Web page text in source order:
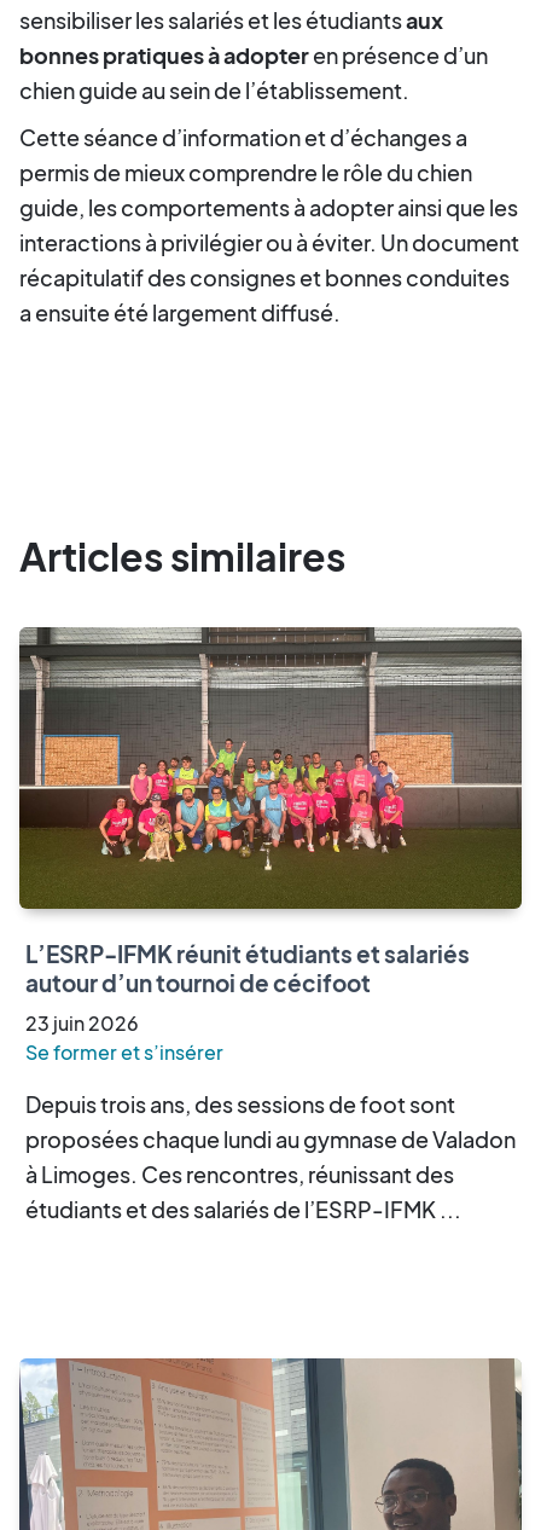
sensibiliser les salariés et les étudiantsaux
bonnes pratiques à adopteren présence d’un
chien guide au sein de l’établissement.
Cette séance d’information et d’échanges a
permis de mieux comprendre le rôle du chien
guide, les comportements à adopter ainsi que les
interactions à privilégier ou à éviter. Un document
récapitulatif des consignes et bonnes conduites
a ensuite été largement diffusé.
Articles similaires
L’ESRP-IFMK réunit étudiants et salariés
autour d’un tournoi de cécifoot
23 juin2026
Se former et s’insérer
Depuis trois ans, des sessions de foot sont
proposées chaque lundi au gymnase de Valadon
à Limoges. Ces rencontres, réunissant des
étudiants et des salariés de l’ESRP-IFMK ...